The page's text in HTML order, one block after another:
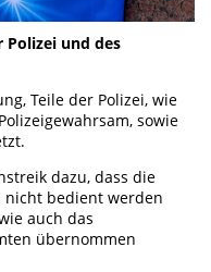
Polizei und des
Teile der Polizei, wie
sowie
dazu, dass die
bedient werden
auch das
übernommen